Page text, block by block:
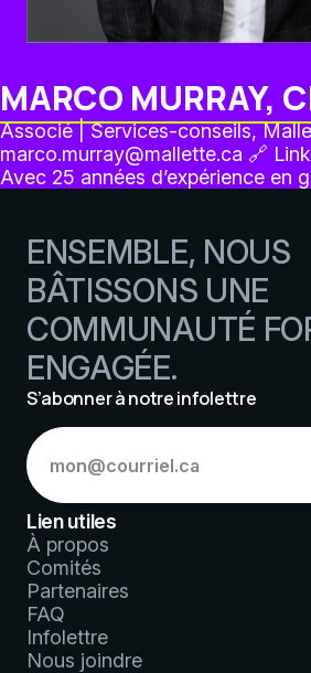
MARCO MURRAY,
Associé | Services-conseils,
marco.murray@mallette.ca 🔗
Avec 25 années d’expérience en
ENSEMBLE, NOUS
BÂTISSONS UNE
COMMUNAUTÉ
ENGAGÉE.
S’abonner à notre infolettre
S’abonner
à
notre
infolettre
*
Lien utiles
À propos
Comités
Partenaires
FAQ
Infolettre
Nous joindre